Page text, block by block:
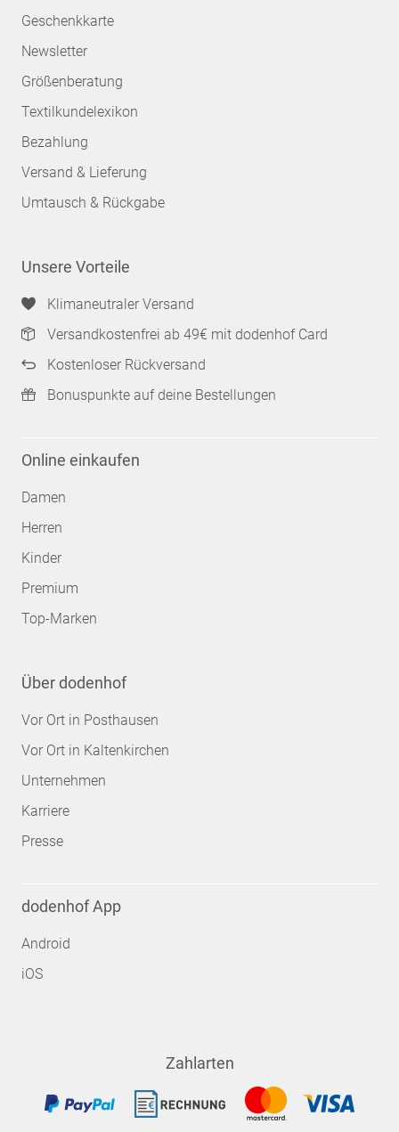
Geschenkkarte
Newsletter
Größenberatung
Textilkundelexikon
Bezahlung
Versand & Lieferung
Umtausch & Rückgabe
Unsere Vorteile
Klimaneutraler Versand
Versandkostenfrei ab 49€ mit dodenhof Card
Kostenloser Rückversand
Bonuspunkte auf deine Bestellungen
Online einkaufen
Damen
Herren
Kinder
Premium
Top-Marken
Über dodenhof
Vor Ort in Posthausen
Vor Ort in Kaltenkirchen
Unternehmen
Karriere
Presse
dodenhof App
Android
iOS
Zahlarten